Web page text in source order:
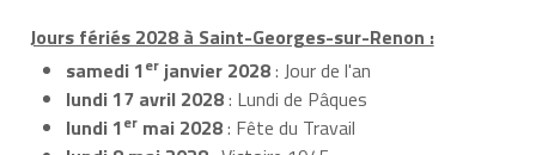
Jours fériés 2028 à Saint-Georges-sur-Renon :
samedi 1er janvier 2028: Jour de l'an
lundi 17 avril 2028: Lundi de Pâques
lundi 1er mai 2028: Fête du Travail